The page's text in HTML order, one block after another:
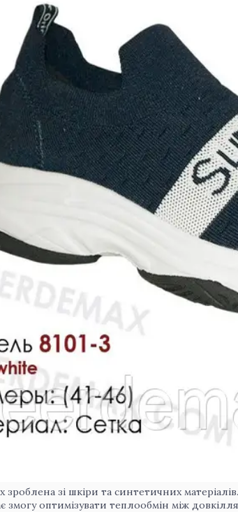
зроблена зі шкіри та синтетичних
змогу оптимізувати теплообмін між